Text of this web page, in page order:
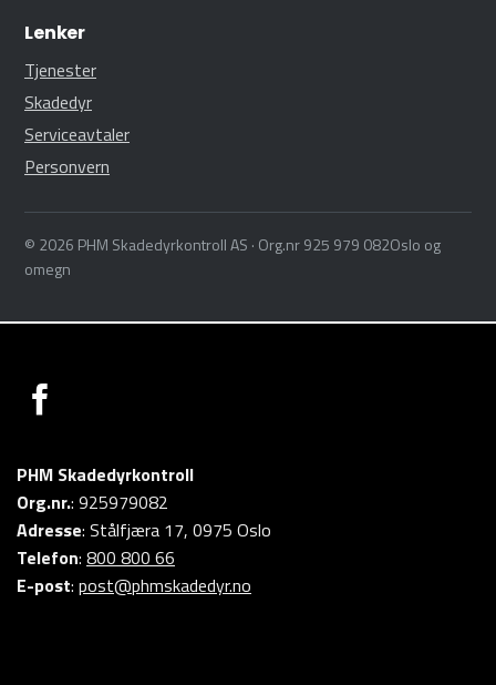
Lenker
Tjenester
Skadedyr
Serviceavtaler
Personvern
© 2026 PHM Skadedyrkontroll AS · Org.nr 925 979 082Oslo og
omegn
PHM Skadedyrkontroll
Org.nr.: 925979082
Adresse: Stålfjæra 17, 0975 Oslo
Telefon: 800 800 66
E-post: post@phmskadedyr.no